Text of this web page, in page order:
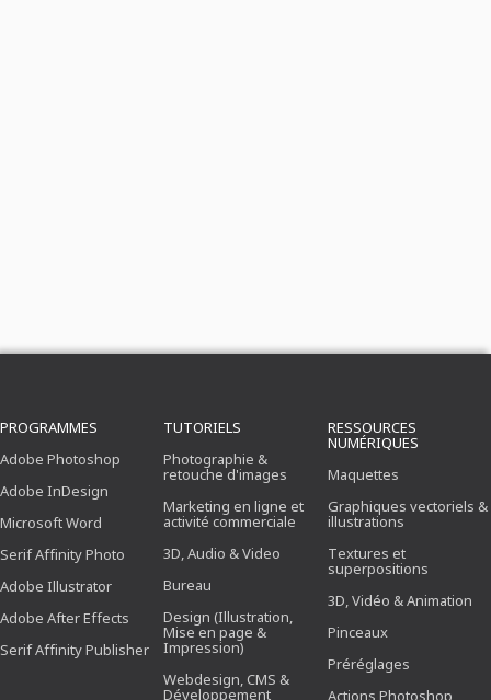
PROGRAMMES
Adobe Photoshop
Adobe InDesign
Microsoft Word
Serif Affinity Photo
Adobe Illustrator
Adobe After Effects
Serif Affinity Publisher
TUTORIELS
Photographie &
retouche d'images
Marketing en ligne et
activité commerciale
3D, Audio & Video
Bureau
Design (Illustration,
Mise en page &
Impression)
Webdesign, CMS &
Développement
RESSOURCES
NUMÉRIQUES
Maquettes
Graphiques vectoriels &
illustrations
Textures et
superpositions
3D, Vidéo & Animation
Pinceaux
Préréglages
Actions Photoshop